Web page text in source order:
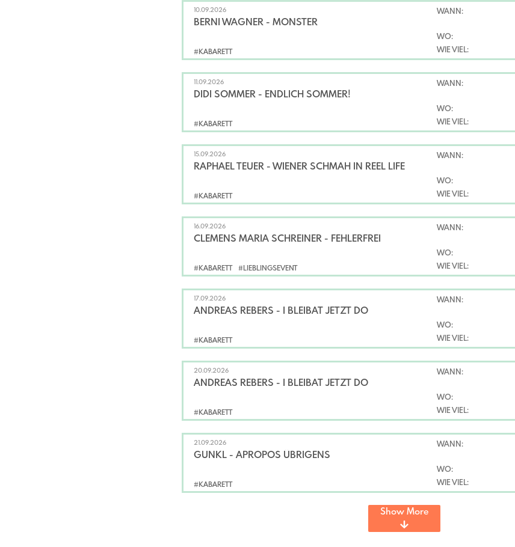
#KABARETT
10.09.2026
BERNI WAGNER - MONSTER
WANN:
WO:
WIE VIEL:
#KABARETT
11.09.2026
DIDI SOMMER - ENDLICH SOMMER!
WANN:
WO:
WIE VIEL:
#KABARETT
15.09.2026
RAPHAEL TEUER - WIENER SCHMÄH IN REEL LIFE
WANN:
WO:
WIE VIEL:
#KABARETT #LIEBLINGSEVENT
16.09.2026
CLEMENS MARIA SCHREINER - FEHLERFREI
WANN:
WO:
WIE VIEL:
#KABARETT
17.09.2026
ANDREAS REBERS - I BLEIBAT JETZT DO
WANN:
WO:
WIE VIEL:
#KABARETT
20.09.2026
ANDREAS REBERS - I BLEIBAT JETZT DO
WANN:
WO:
WIE VIEL:
#KABARETT
21.09.2026
GUNKL - APROPOS ÜBRIGENS
WANN:
WO:
WIE VIEL:
Show More